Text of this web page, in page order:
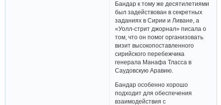
Бандар к тому же десятилетиями
был задействован в секретных
заданиях в Сирии и Ливане, а
«Уолл-стрит джорнал» писала о
том, что он помог организовать
визит высокопоставленного
сирийского перебежчика
генерала Манафа Тласса в
Саудовскую Аравию.
Бандар особенно хорошо
подходит для обеспечения
взаимодействия с